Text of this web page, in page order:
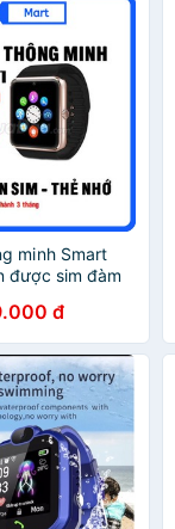
minh Smart
được sim đàm
đ